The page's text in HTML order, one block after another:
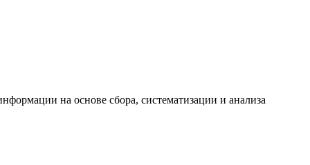
на основе сбора, систематизации и анализа